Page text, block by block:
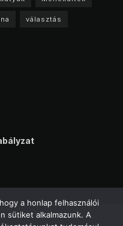
választás
a honlap felhasználói
sütiket alkalmazunk. A